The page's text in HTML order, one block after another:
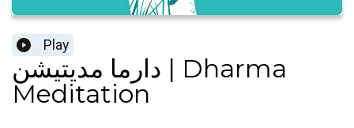
Play
دارما مدیتیشن | Dharma
Meditation